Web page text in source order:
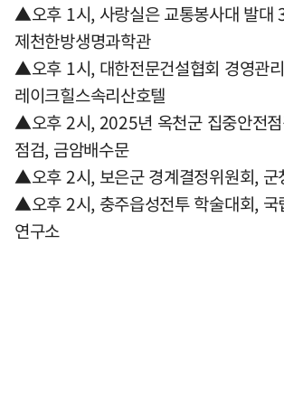
▲오후 1시, 사랑실은 교통봉사대 발대
제천한방생명과학관
▲오후 1시, 대한전문건설협회 경영관
레이크힐스속리산호텔
▲오후 2시, 2025년 옥천군 집중안전
점검, 금암배수문
▲오후 2시, 보은군 경계결정위원회, 군
▲오후 2시, 충주읍성전투 학술대회, 국
연구소